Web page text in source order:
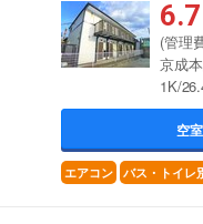
6.7
(管理
京成
1K/
空
エアコン バス・トイレ